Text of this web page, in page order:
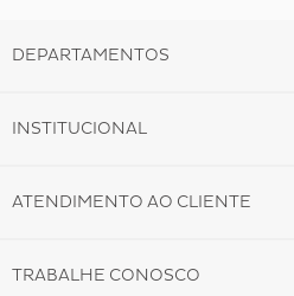
DEPARTAMENTOS
INSTITUCIONAL
ATENDIMENTO AO CLIENTE
TRABALHE CONOSCO